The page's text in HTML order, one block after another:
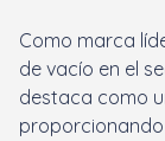
Como marca
de vacío en el
destaca como